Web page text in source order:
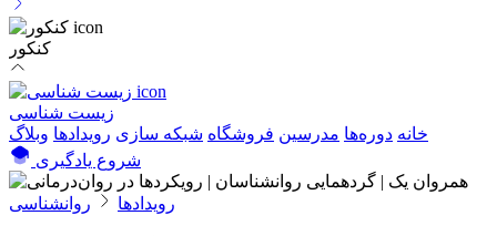
کنکور
زیست شناسی
خانه دوره‌ها مدرسین فروشگاه شبکه سازی رویداد‌ها وبلاگ
شروع یادگیری
رویدادها روانشناسی